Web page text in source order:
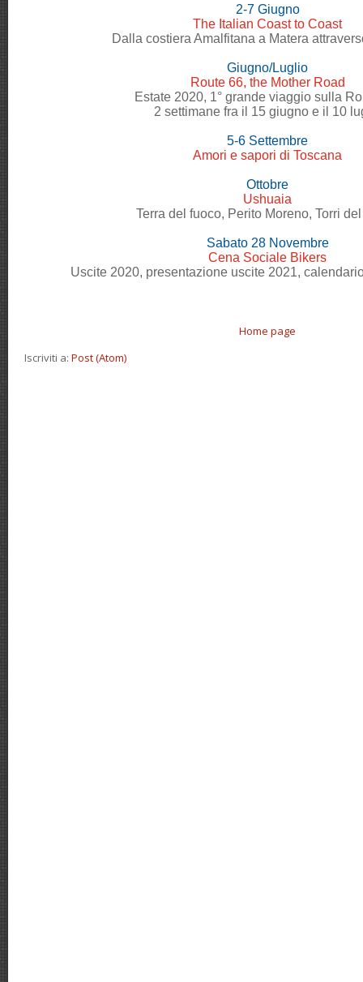
2-7 Giugno
The Italian Coast to Coast
Dalla costiera Amalfitana a Matera
Giugno/Luglio
Route 66, the Mother Road
Estate 2020, 1° grande viaggio sulla
2 settimane fra il 15 giugno e il 10
5-6 Settembre
Amori e sapori di Toscana
Ottobre
Ushuaia
Terra del fuoco, Perito Moreno, Torri
Sabato 28 Novembre
Cena Sociale Bikers
Uscite 2020, presentazione uscite 2021,
Home page
Iscriviti a: Post (Atom)